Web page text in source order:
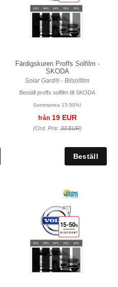
Färdigskuren Proffs Solfilm -
SKODA
Solar Gard® - Bilsolfilm
Beställ proffs solfilm till SKODA
Sommarrea 15-50%!
från19 EUR
(Ord. Pris:33 EUR)